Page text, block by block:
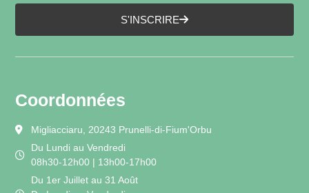
S'INSCRIRE
Coordonnées
Migliacciaru, 20243 Prunelli-di-Fium'Orbu
Du Lundi au Vendredi
08h30-12h00 | 13h00-17h00
Du 1er Juillet au 31 Août